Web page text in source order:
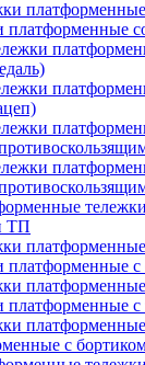
платформенные
ТП
платформенные с
платформенные с
с